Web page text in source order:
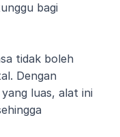
bagi
tidak boleh
Dengan
luas, alat ini